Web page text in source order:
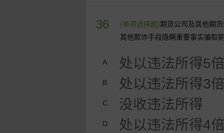
36 (单项选择题)期货公司及其他期
其他欺诈手段隐瞒重要事实骗取
A. 处以违法所得5
B. 处以违法所得3
C. 没收违法所得
D. 处以违法所得4